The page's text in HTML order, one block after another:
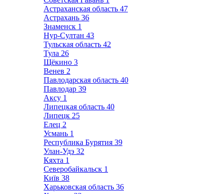
Астраханская область 47
Астрахань 36
Знаменск 1
Нур-Султан 43
Тульская область 42
Тула 26
Щёкино 3
Венев 2
Павлодарская область 40
Павлодар 39
Аксу 1
Липецкая область 40
Липецк 25
Елец 2
Усмань 1
Республика Бурятия 39
Улан-Удэ 32
Кяхта 1
Северобайкальск 1
Київ 38
Харьковская область 36